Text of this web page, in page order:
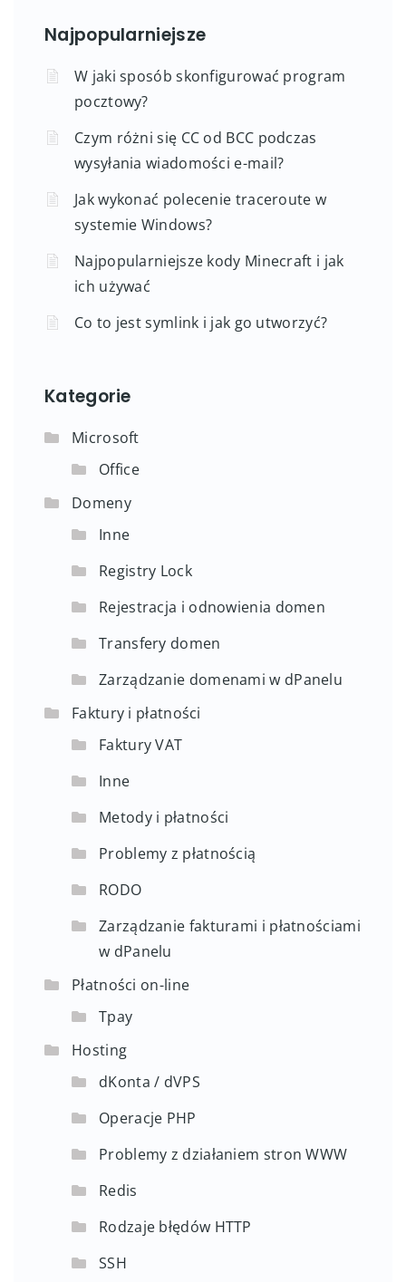
Najpopularniejsze
W jaki sposób skonfigurować program
pocztowy?
Czym różni się CC od BCC podczas
wysyłania wiadomości e-mail?
Jak wykonać polecenie traceroute w
systemie Windows?
Najpopularniejsze kody Minecraft i jak
ich używać
Co to jest symlink i jak go utworzyć?
Kategorie
Microsoft
Office
Domeny
Inne
Registry Lock
Rejestracja i odnowienia domen
Transfery domen
Zarządzanie domenami w dPanelu
Faktury i płatności
Faktury VAT
Inne
Metody i płatności
Problemy z płatnością
RODO
Zarządzanie fakturami i płatnościami
w dPanelu
Płatności on-line
Tpay
Hosting
dKonta / dVPS
Operacje PHP
Problemy z działaniem stron WWW
Redis
Rodzaje błędów HTTP
SSH